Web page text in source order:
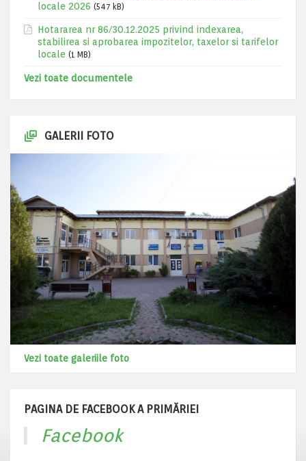
locale 2026 (547 kB)
Hotararea nr 86/30.12.2025 privind indexarea,
stabilirea si aprobarea impozitelor, taxelor si tarifelor
locale (1 MB)
Vezi toate documentele
GALERII FOTO
Vezi toate galeriile foto
PAGINA DE FACEBOOK A PRIMĂRIEI
Facebook